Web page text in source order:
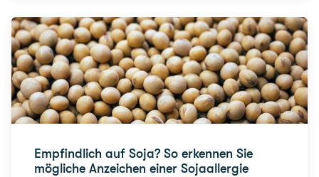
Empfindlich auf Soja? So erkennen Sie
mögliche Anzeichen einer Sojaallergie